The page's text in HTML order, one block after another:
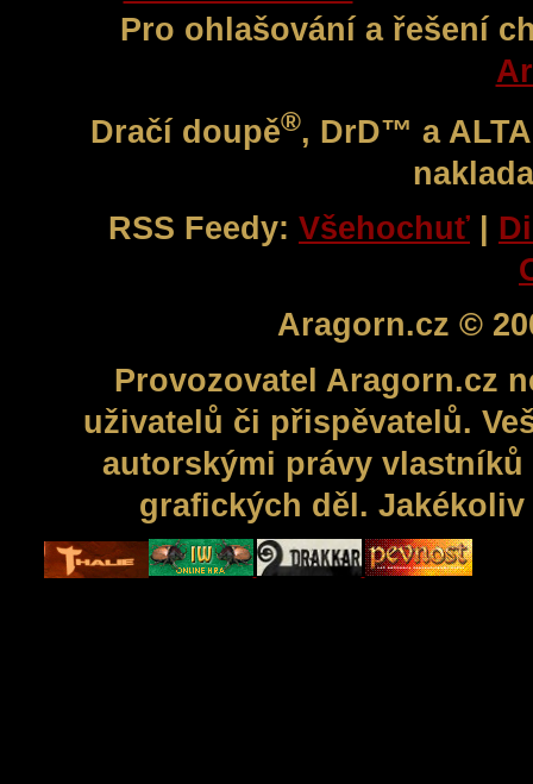
Pro ohlašování a řešení
Dračí doupě®, DrD™ a
RSS Feedy: Všehochuť |
Aragorn.cz ©
Provozovatel Aragorn.cz
uživatelů či přispěvatelů.
autorskými právy
grafických děl.